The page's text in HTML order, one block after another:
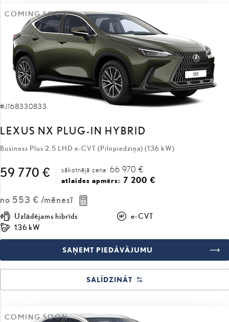
COMING SOON
#J168330833
LEXUS NX PLUG-IN HYBRID
Business Plus 2.5 LHD e-CVT (Pilnpiedziņa) (136 kW)
59 770 € sākotnējā cena: 66 970 €
atlaides apmērs: 7 200 €
no 553 € /mēnesī
Uzlādējams hibrīds
e-CVT
136 kW
SAŅEMT PIEDĀVĀJUMU
SALĪDZINĀT
COMING SOON